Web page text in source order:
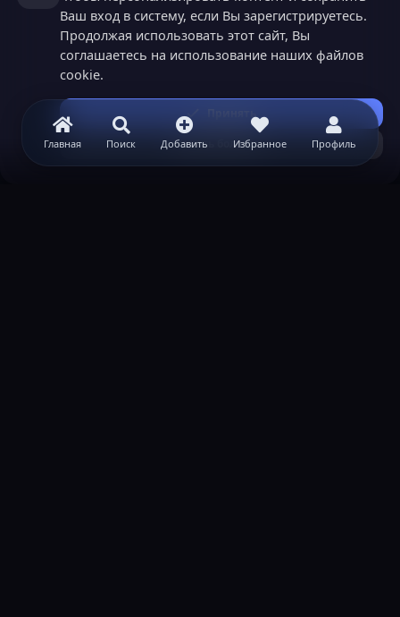
Главная Поиск Добавить Избранное Профиль
Ваш вход в систему, если Вы зарегистрируетесь.
Продолжая использовать этот сайт, Вы
соглашаетесь на использование наших файлов
cookie.
Принять
Узнать больше...